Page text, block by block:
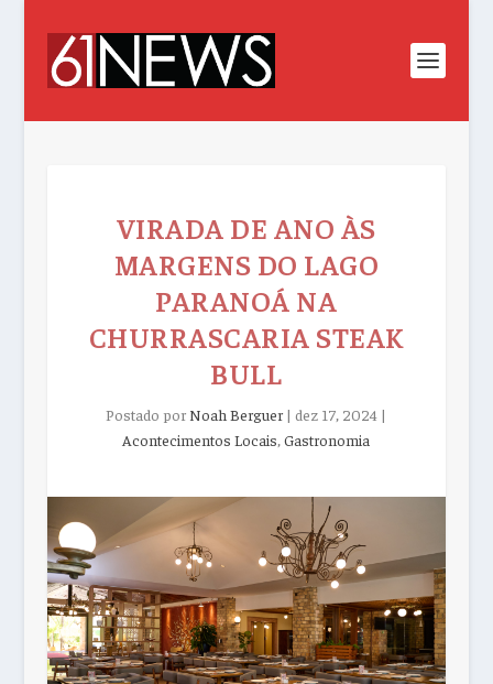
VIRADA DE ANO ÀS
MARGENS DO LAGO
PARANOÁ NA
CHURRASCARIA STEAK
BULL
Postado por Noah Berguer|dez 17, 2024 |
Acontecimentos Locais,Gastronomia